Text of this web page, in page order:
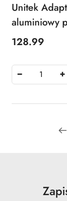
Unitek
aluminiowy
Price:
128.99